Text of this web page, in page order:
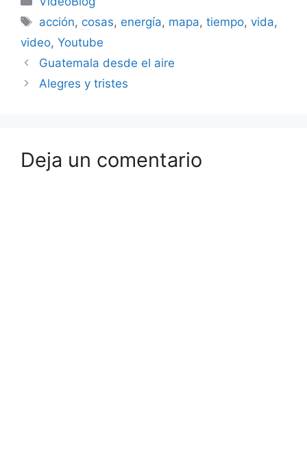
comprobado que poseía
grandes propiedades
Etiquetas
acción, cosas, energía, mapa,tiempo,vida,
video, Youtube
Guatemala desde el aire
Alegres y tristes
Deja un comentario